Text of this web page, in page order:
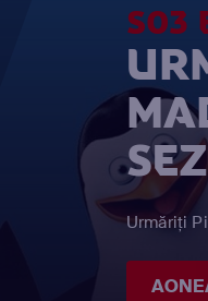
S03
Urmăriți